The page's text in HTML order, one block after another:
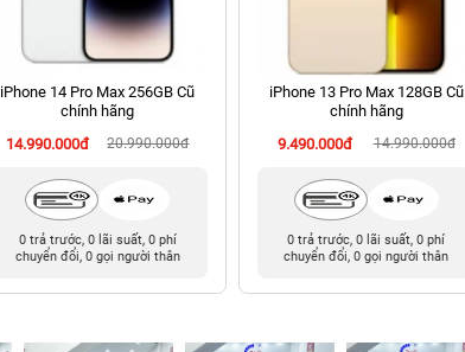
iPhone 14 Pro Max 256GB Cũ
chính hãng
14.990.000đ
20.990.000đ
0 trả trước, 0 lãi suất, 0 phí
chuyển đổi, 0 gọi người thân
iPhone 13 Pro Max 128GB Cũ
chính hãng
9.490.000đ
14.990.000đ
0 trả trước, 0 lãi suất, 0 phí
chuyển đổi, 0 gọi người thân